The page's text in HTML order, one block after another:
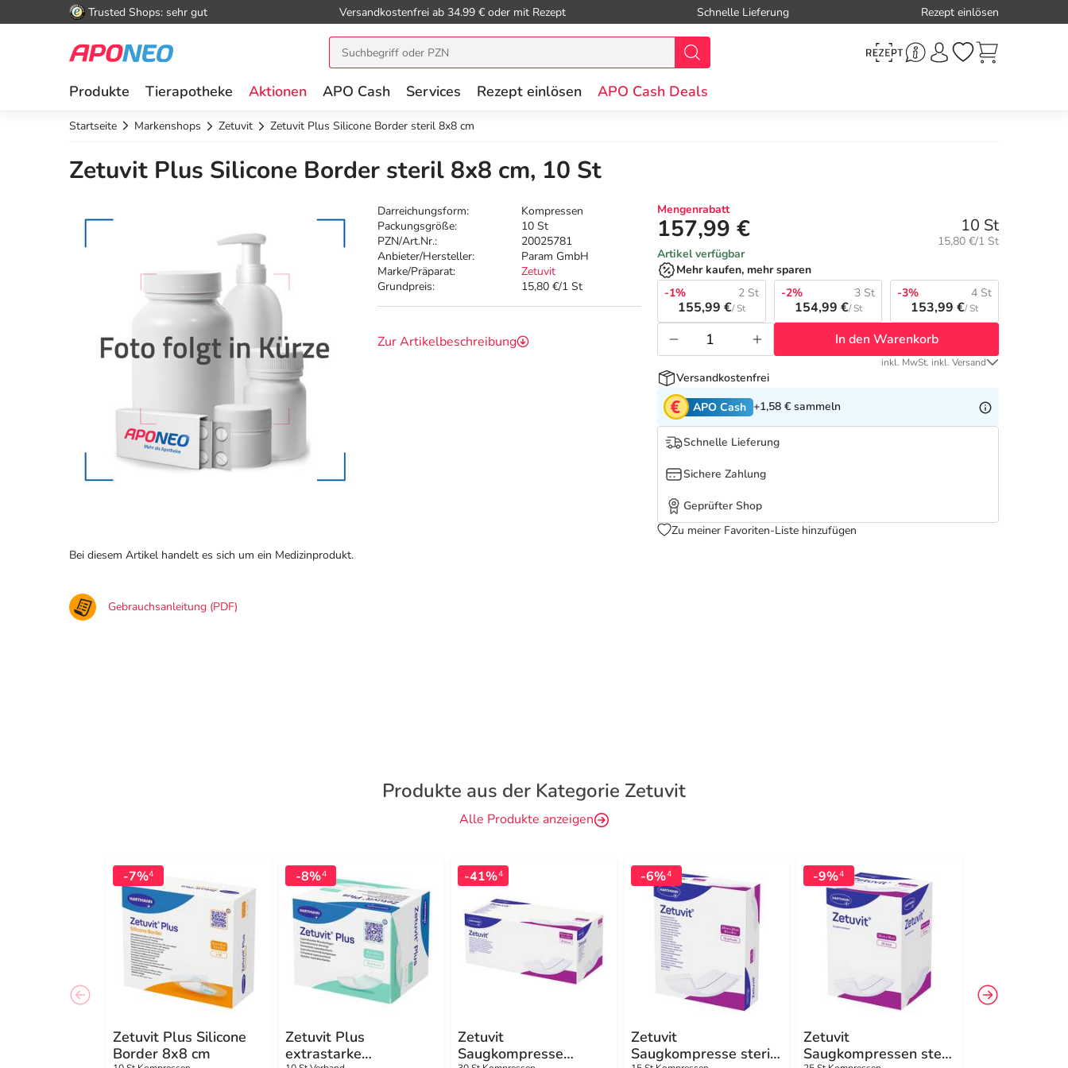
Trusted Shops: sehr gut Versandkostenfrei ab 34.99 € oder mit Rezept Schnelle Lieferung Rezept einlösen
Produkte Tierapotheke Aktionen APO Cash Services Rezept einlösen APO Cash Deals
Startseite Markenshops Zetuvit Zetuvit Plus Silicone Border steril 8x8 cm
Zetuvit Plus Silicone Border steril 8x8 cm, 10 St
Darreichungsform:
Kompressen
Packungsgröße:
10 St
PZN/Art.Nr.:
20025781
Anbieter/Hersteller:
Param GmbH
Marke/Präparat:
Zetuvit
Grundpreis:
15,80 €/1 St
Zur Artikelbeschreibung
Mengenrabatt
157,99 € 10 St
Grundpreis:
15,80 €/1 St
Artikel verfügbar
Mehr kaufen, mehr sparen
-1%
2 St
155,99 €/ St
-2% 3 St
154,99 €/ St
-3% 4 St
153,99 €/ St
In den Warenkorb
inkl. MwSt. inkl. Versand
Versandkostenfrei
APO Cash +1,58 € sammeln
Schnelle Lieferung
Sichere Zahlung
Geprüfter Shop
Zu meiner Favoriten-Liste hinzufügen
Bei diesem Artikel handelt es sich um ein Medizinprodukt.
Gebrauchsanleitung (PDF)
Produkte aus der Kategorie Zetuvit
Alle Produkte anzeigen
-7%4
Zetuvit Plus Silicone
Border 8x8 cm
-8%4
Zetuvit Plus
extrastarke
-41%4
Zetuvit
Saugkompresse
-6%4
Zetuvit
Saugkompresse steril
-9%4
Zetuvit
Saugkompressen steril